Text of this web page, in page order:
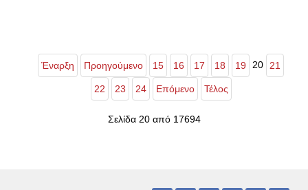
Έναρξη Προηγούμενο 15 16 17 18 19 20 21
22 23 24 Επόμενο Τέλος
Σελίδα 20 από 17694